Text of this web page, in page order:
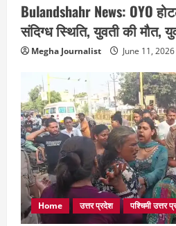
Bulandshahr News: OYO
संदिग्ध स्थिति, युवती की मौत,
Megha Journalist June 11, 2026
Home उत्तर प्रदेश पश्चिमी उत्तर